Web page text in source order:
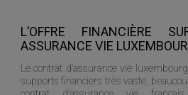
L’OFFRE FINANCIÈRE
ASSURANCE VIE
Le contrat d’assurance vie
supports financiers très vaste,